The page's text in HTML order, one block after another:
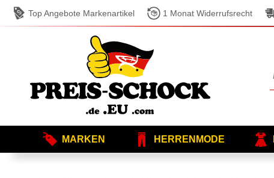
Top Angebote Markenartikel 1 Monat Widerrufsrecht
MARKEN HERRENMODE